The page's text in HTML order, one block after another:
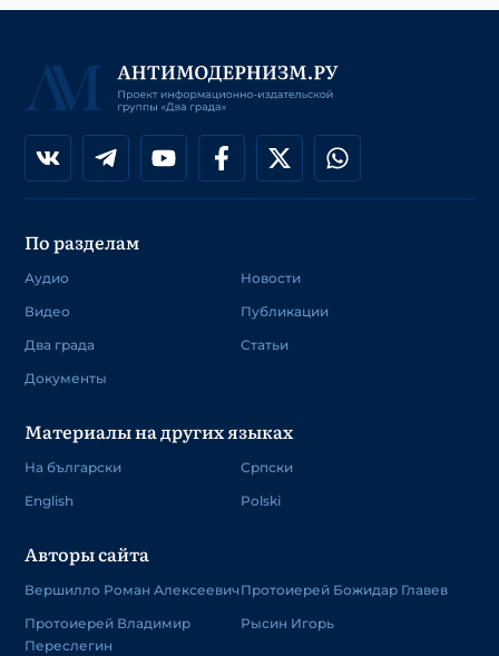
По разделам
Аудио
Видео
Два града
Документы
Новости
Публикации
Статьи
Материалы на других языках
На български
English
Српски
Polski
Авторы сайта
Вершилло Роман Алексеевич
Протоиерей Владимир
Переслегин
Протоиерей Божидар Главев
Рысин Игорь